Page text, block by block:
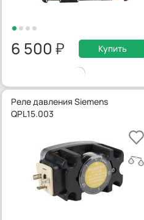
6 500 Купить
Реле давления Siemens
QPL15.003